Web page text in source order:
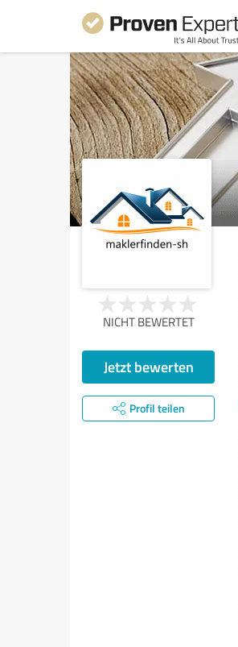
NICHT BEWERTET
Jetzt bewerten
Profil teilen